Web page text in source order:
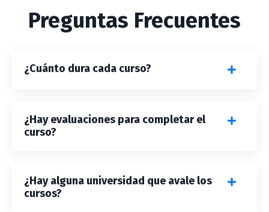
Preguntas Frecuentes
¿Cuánto dura cada curso?
¿Hay evaluaciones para completar el
curso?
¿Hay alguna universidad que avale los
cursos?